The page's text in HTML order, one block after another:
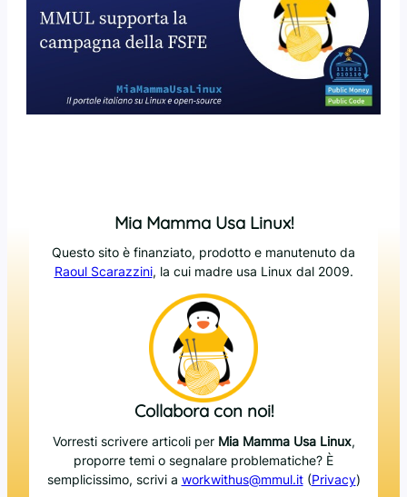
Mia Mamma Usa Linux!
Questo sito è finanziato, prodotto e manutenuto da
Raoul Scarazzini, la cui madre usa Linux dal 2009.
Collabora con noi!
Vorresti scrivere articoli per Mia Mamma Usa Linux,
proporre temi o segnalare problematiche? È
semplicissimo, scrivi a workwithus@mmul.it(Privacy)